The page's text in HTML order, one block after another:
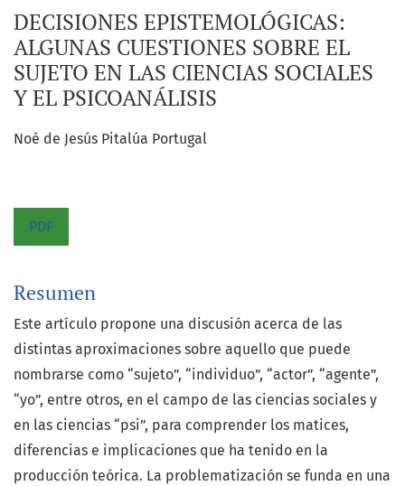
DECISIONES EPISTEMOLÓGICAS:
ALGUNAS CUESTIONES SOBRE EL
SUJETO EN LAS CIENCIAS SOCIALES
Y EL PSICOANÁLISIS
Noé de Jesús Pitalúa Portugal
PDF
Resumen
Este artículo propone una discusión acerca de las
distintas aproximaciones sobre aquello que puede
nombrarse como “sujeto”, “individuo”, “actor”, “agente”,
“yo”, entre otros, en el campo de las ciencias sociales y
en las ciencias “psi”, para comprender los matices,
diferencias e implicaciones que ha tenido en la
producción teórica. La problematización se funda en una